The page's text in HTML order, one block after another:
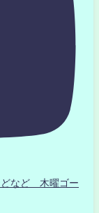
など 木曜ゴー